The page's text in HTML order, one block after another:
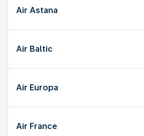
Air Astana
Air Baltic
Air Europa
Air France